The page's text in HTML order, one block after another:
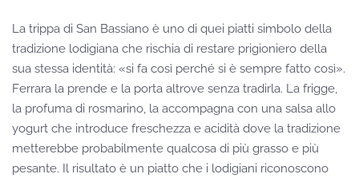
La trippa di San Bassiano è uno di quei piatti simbolo della
tradizione lodigiana che rischia di restare prigioniero della
sua stessa identità: «si fa così perché si è sempre fatto così».
Ferrara la prende e la porta altrove senza tradirla. La frigge,
la profuma di rosmarino, la accompagna con una salsa allo
yogurt che introduce freschezza e acidità dove la tradizione
metterebbe probabilmente qualcosa di più grasso e più
pesante. Il risultato è un piatto che i lodigiani riconoscono